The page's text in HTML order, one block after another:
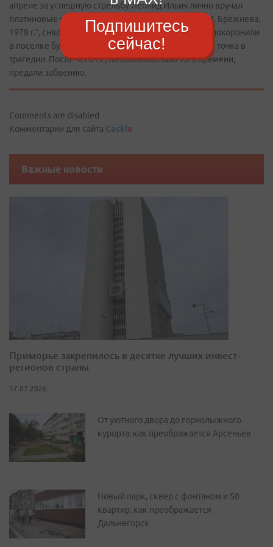
апреле за успешную стрельбу Леонид Ильич лично вручал
платиновые часы с памятной гравировкой: “От Л. И. Брежнева.
1978 г.”, сняли и понизили в должности. Погибших похоронили
в поселке бухты Стрелок. На этом была поставлена точка в
трагедии. После чего ее, по обыкновению того времени,
предали забвению.
Comments are disabled
Комментарии для сайта Cackle
Важные новости
Приморье закрепилось в десятке лучших инвест-
регионов страны
17.07.2026
От уютного двора до горнолыжного
курорта: как преображается Арсеньев
Новый парк, сквер с фонтаном и 50
квартир: как преображается
Дальнегорск
Подпишитесь
сейчас!